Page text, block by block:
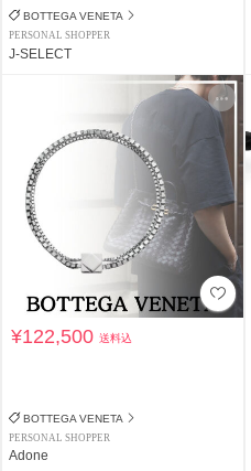
BOTTEGA VENETA
PERSONAL SHOPPER
J-SELECT
¥122,500送料込
BOTTEGA VENETA
PERSONAL SHOPPER
Adone